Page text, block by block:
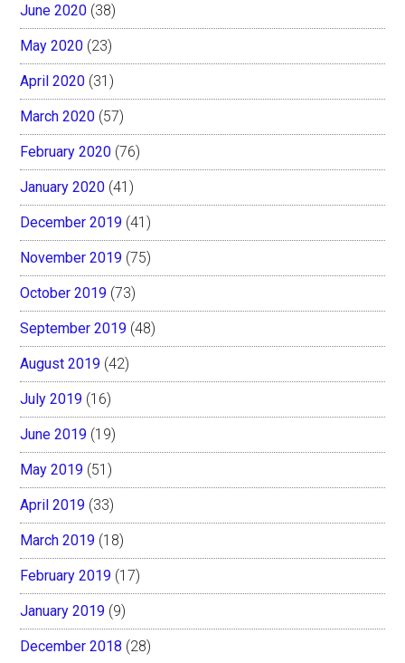
June 2020 (38)
May 2020 (23)
April 2020 (31)
March 2020 (57)
February 2020 (76)
January 2020 (41)
December 2019 (41)
November 2019 (75)
October 2019 (73)
September 2019 (48)
August 2019 (42)
July 2019 (16)
June 2019 (19)
May 2019 (51)
April 2019 (33)
March 2019 (18)
February 2019 (17)
January 2019 (9)
December 2018 (28)